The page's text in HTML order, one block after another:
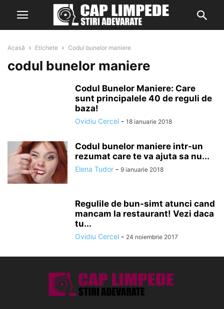
Acasă Etichete Codul bunelor maniere
codul bunelor maniere
Codul Bunelor Maniere: Care
sunt principalele 40 de reguli de
baza!
Ovidiu Cercel - 18 ianuarie 2018
Codul bunelor maniere intr-un
rezumat care te va ajuta sa nu...
Elena Tudor - 9 ianuarie 2018
Regulile de bun-simt atunci cand
mancam la restaurant! Vezi daca
tu...
Ovidiu Cercel - 24 noiembrie 2017